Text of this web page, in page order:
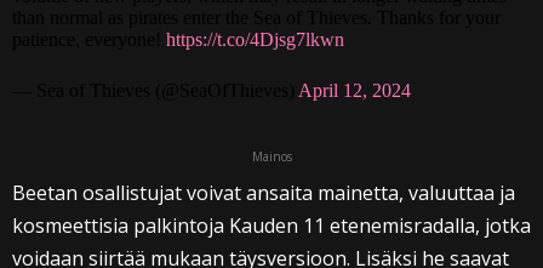
https://t.co/4Djsg7lkwn
April 12, 2024
Mainos
Beetan osallistujat voivat ansaita mainetta, valuuttaa ja
kosmeettisia palkintoja Kauden 11 etenemisradalla, jotka
voidaan siirtää mukaan täysversioon. Lisäksi he saavat